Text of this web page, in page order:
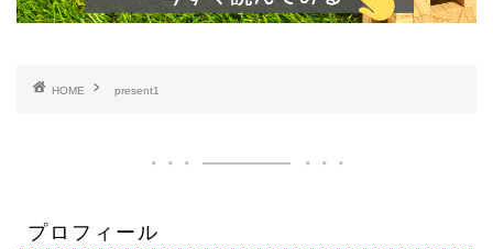
HOME present1
プロフィール